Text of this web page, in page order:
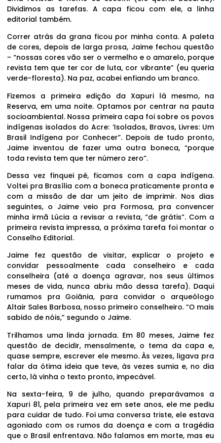
Dividimos as tarefas. A capa ficou com ele, a linha
editorial também.
Correr atrás da grana ficou por minha conta. A paleta
de cores, depois de larga prosa, Jaime fechou questão
– “nossas cores vão ser o vermelho e o amarelo, porque
revista tem que ter cor de luta, cor vibrante” (eu queria
verde-floresta). Na paz, acabei enfiando um branco.
Fizemos a primeira edição da Xapuri lá mesmo, na
Reserva, em uma noite. Optamos por centrar na pauta
socioambiental. Nossa primeira capa foi sobre os povos
indígenas isolados do Acre: ‘Isolados, Bravos, Livres: Um
Brasil Indígena por Conhecer”. Depois de tudo pronto,
Jaime inventou de fazer uma outra boneca, “porque
toda revista tem que ter número zero”.
Dessa vez finquei pé, ficamos com a capa indígena.
Voltei pra Brasília com a boneca praticamente pronta e
com a missão de dar um jeito de imprimir. Nos dias
seguintes, o Jaime veio pra Formosa, pra convencer
minha irmã Lúcia a revisar a revista, “de grátis”. Com a
primeira revista impressa, a próxima tarefa foi montar o
Conselho Editorial.
Jaime fez questão de visitar, explicar o projeto e
convidar pessoalmente cada conselheiro e cada
conselheira (até a doença agravar, nos seus últimos
meses de vida, nunca abriu mão dessa tarefa). Daqui
rumamos pra Goiânia, para convidar o arqueólogo
Altair Sales Barbosa, nosso primeiro conselheiro. “O mais
sabido de nóis,” segundo o Jaime.
Trilhamos uma linda jornada. Em 80 meses, Jaime fez
questão de decidir, mensalmente, o tema da capa e,
quase sempre, escrever ele mesmo. Às vezes, ligava pra
falar da ótima ideia que teve, às vezes sumia e, no dia
certo, lá vinha o texto pronto, impecável.
Na sexta-feira, 9 de julho, quando preparávamos a
Xapuri 81, pela primeira vez em sete anos, ele me pediu
para cuidar de tudo. Foi uma conversa triste, ele estava
agoniado com os rumos da doença e com a tragédia
que o Brasil enfrentava. Não falamos em morte, mas eu